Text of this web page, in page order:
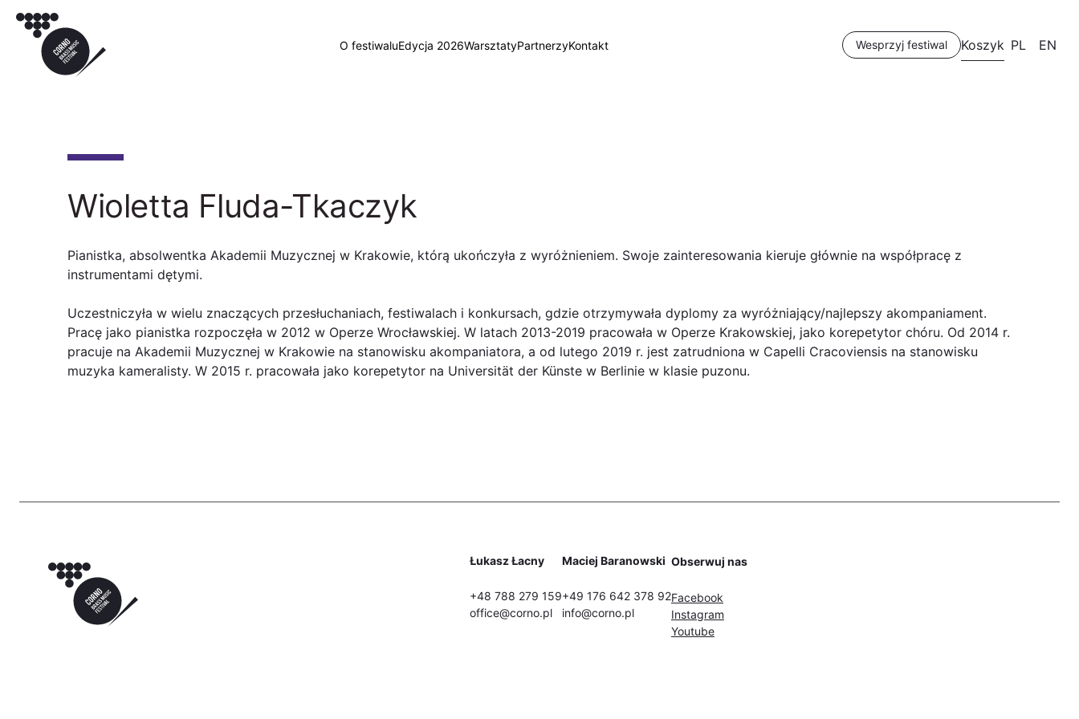
O festiwaluEdycja 2026WarsztatyPartnerzyKontakt Wesprzyj festiwal Koszyk PL EN
Wioletta Fluda-Tkaczyk
Pianistka, absolwentka Akademii Muzycznej w Krakowie, którą ukończyła z wyróżnieniem. Swoje zainteresowania kieruje głównie na współpracę z
instrumentami dętymi.
Uczestniczyła w wielu znaczących przesłuchaniach, festiwalach i konkursach, gdzie otrzymywała dyplomy za wyróżniający/najlepszy akompaniament.
Pracę jako pianistka rozpoczęła w 2012 w Operze Wrocławskiej. W latach 2013-2019 pracowała w Operze Krakowskiej, jako korepetytor chóru. Od 2014 r.
pracuje na Akademii Muzycznej w Krakowie na stanowisku akompaniatora, a od lutego 2019 r. jest zatrudniona w Capelli Cracoviensis na stanowisku
muzyka kameralisty. W 2015 r. pracowała jako korepetytor na Universität der Künste w Berlinie w klasie puzonu.
Łukasz Łacny
+48 788 279 159
office@corno.pl
Maciej Baranowski
+49 176 642 378 92
info@corno.pl
Obserwuj nas
Facebook
Instagram
Youtube